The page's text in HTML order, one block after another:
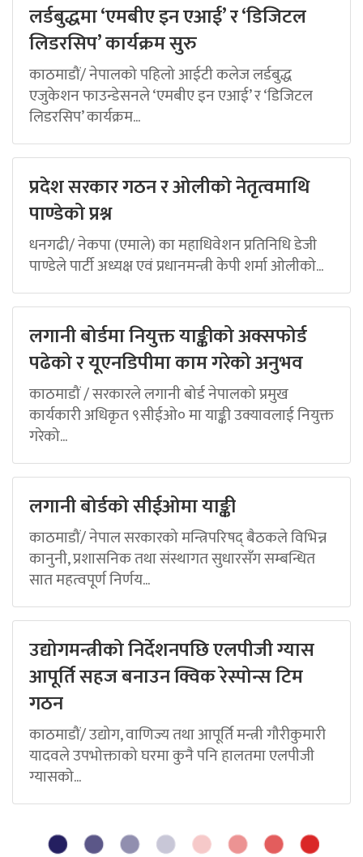
लर्डबुद्धमा ‘एमबीए इन एआई’ र ‘डिजिटल
लिडरसिप’ कार्यक्रम सुरु
काठमाडौं/ नेपालको पहिलो आईटी कलेज लर्डबुद्ध
एजुकेशन फाउन्डेसनले ‘एमबीए इन एआई’ र ‘डिजिटल
लिडरसिप’ कार्यक्रम...
प्रदेश सरकार गठन र ओलीको नेतृत्वमाथि
पाण्डेको प्रश्न
धनगढी/ नेकपा (एमाले) का महाधिवेशन प्रतिनिधि डेजी
पाण्डेले पार्टी अध्यक्ष एवं प्रधानमन्त्री केपी शर्मा ओलीको...
लगानी बोर्डमा नियुक्त याङ्कीको अक्सफोर्ड
पढेको र यूएनडिपीमा काम गरेको अनुभव
काठमाडौं / सरकारले लगानी बोर्ड नेपालको प्रमुख
कार्यकारी अधिकृत ९सीईओ० मा याङ्की उक्यावलाई नियुक्त
गरेको...
लगानी बोर्डको सीईओमा याङ्की
काठमाडौं/ नेपाल सरकारको मन्त्रिपरिषद् बैठकले विभिन्न
कानुनी, प्रशासनिक तथा संस्थागत सुधारसँग सम्बन्धित
सात महत्वपूर्ण निर्णय...
उद्योगमन्त्रीको निर्देशनपछि एलपीजी ग्यास
आपूर्ति सहज बनाउन क्विक रेस्पोन्स टिम
गठन
काठमाडौं/ उद्योग, वाणिज्य तथा आपूर्ति मन्त्री गौरीकुमारी
यादवले उपभोक्ताको घरमा कुनै पनि हालतमा एलपीजी
ग्यासको...